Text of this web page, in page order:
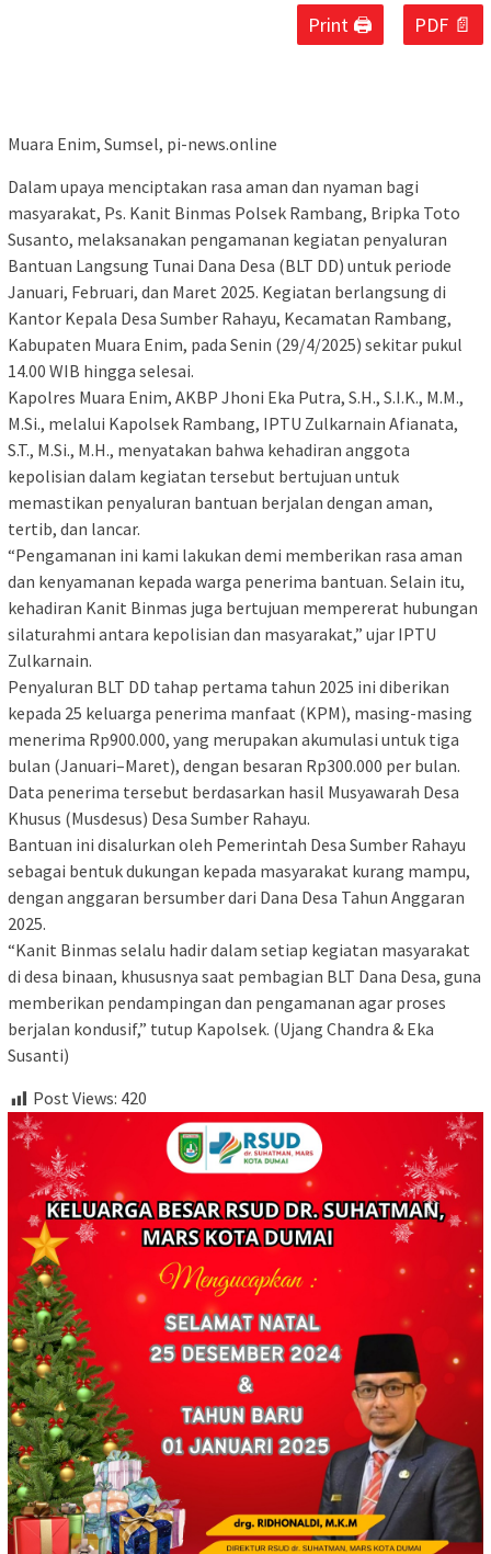
Print 🖨 PDF 📄
Muara Enim, Sumsel, pi-news.online
Dalam upaya menciptakan rasa aman dan nyaman bagi
masyarakat, Ps. Kanit Binmas Polsek Rambang, Bripka Toto
Susanto, melaksanakan pengamanan kegiatan penyaluran
Bantuan Langsung Tunai Dana Desa (BLT DD) untuk periode
Januari, Februari, dan Maret 2025. Kegiatan berlangsung di
Kantor Kepala Desa Sumber Rahayu, Kecamatan Rambang,
Kabupaten Muara Enim, pada Senin (29/4/2025) sekitar pukul
14.00 WIB hingga selesai.
Kapolres Muara Enim, AKBP Jhoni Eka Putra, S.H., S.I.K., M.M.,
M.Si., melalui Kapolsek Rambang, IPTU Zulkarnain Afianata,
S.T., M.Si., M.H., menyatakan bahwa kehadiran anggota
kepolisian dalam kegiatan tersebut bertujuan untuk
memastikan penyaluran bantuan berjalan dengan aman,
tertib, dan lancar.
“Pengamanan ini kami lakukan demi memberikan rasa aman
dan kenyamanan kepada warga penerima bantuan. Selain itu,
kehadiran Kanit Binmas juga bertujuan mempererat hubungan
silaturahmi antara kepolisian dan masyarakat,” ujar IPTU
Zulkarnain.
Penyaluran BLT DD tahap pertama tahun 2025 ini diberikan
kepada 25 keluarga penerima manfaat (KPM), masing-masing
menerima Rp900.000, yang merupakan akumulasi untuk tiga
bulan (Januari–Maret), dengan besaran Rp300.000 per bulan.
Data penerima tersebut berdasarkan hasil Musyawarah Desa
Khusus (Musdesus) Desa Sumber Rahayu.
Bantuan ini disalurkan oleh Pemerintah Desa Sumber Rahayu
sebagai bentuk dukungan kepada masyarakat kurang mampu,
dengan anggaran bersumber dari Dana Desa Tahun Anggaran
2025.
“Kanit Binmas selalu hadir dalam setiap kegiatan masyarakat
di desa binaan, khususnya saat pembagian BLT Dana Desa, guna
memberikan pendampingan dan pengamanan agar proses
berjalan kondusif,” tutup Kapolsek. (Ujang Chandra & Eka
Susanti)
Post Views: 420